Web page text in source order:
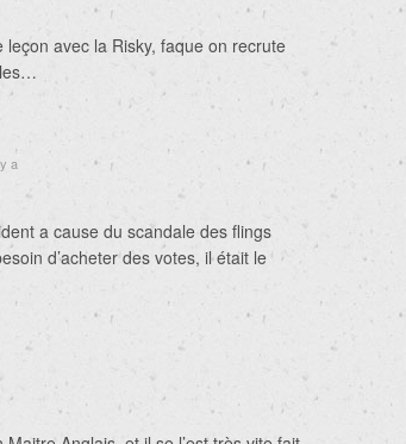
leçon avec la Risky, faque on recrute
a
a cause du scandale des flings
d’acheter des votes, il était le